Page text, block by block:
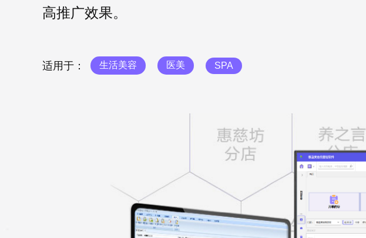
高推广效果。
适用于： 生活美容 医美 SPA